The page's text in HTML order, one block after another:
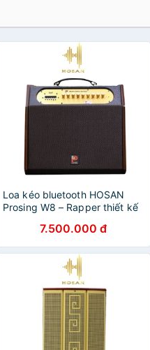
Loa kéo bluetooth HOSAN
Prosing W8 – Rapper thiết kế
7.500.000 đ